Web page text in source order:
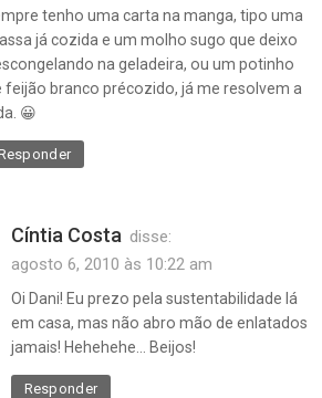
tenho uma carta na manga, tipo uma
já cozida e um molho sugo que deixo
na geladeira, ou um potinho
feijão branco précozido, já me resolvem a
😀
Cíntia Costa disse:
agosto 6, 2010 às 10:22 am
Oi Dani! Eu prezo pela sustentabilidade lá
em casa, mas não abro mão de enlatados
jamais! Hehehehe… Beijos!
Responder